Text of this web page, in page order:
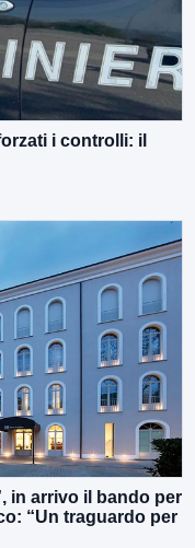
i controlli: il
in arrivo il bando per
“Un traguardo per